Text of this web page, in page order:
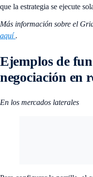
que la estrategia se ejecute
Más información sobre el
aquí .
Ejemplos de
negociación en
En los mercados laterales